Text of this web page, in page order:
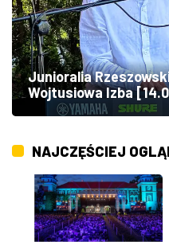
Junioralia
Wojtusiowa Izba
NAJCZĘŚCIEJ